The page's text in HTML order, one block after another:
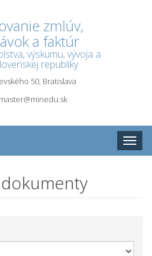
zmlúv,
a faktúr
výskumu, vývoja a
republiky
50, Bratislava
Toggle